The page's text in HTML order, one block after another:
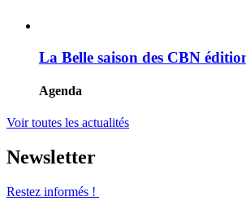
La Belle saison des CBN
Agenda
Voir toutes les actualités
Newsletter
Restez informés !